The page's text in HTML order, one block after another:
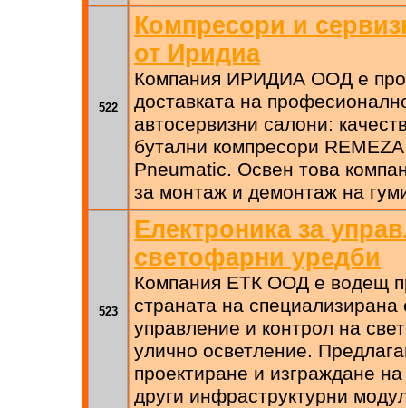
522
Компресори и
от Иридиа
Компания ИРИДИА ООД е
доставката на
автосервизни салони:
бутални компресори
Pneumatic. Освен това
за монтаж и демонтаж на
523
Електроника за
светофарни уредби
Компания ЕТК ООД е водещ
страната на специализирана
управление и контрол на
улично осветление.
проектиране и изграждане
други инфраструктурни